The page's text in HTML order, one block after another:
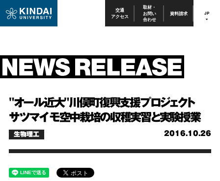
交通
アクセス
取材・
お問い
合わせ
資料請求 JP
"オール近大"川俣町復興支援プロジェクト
サツマイモ空中栽培の収穫実習と実験授業
2016.10.26
生物理工